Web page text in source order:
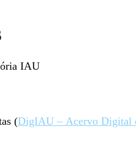
IAU
(DigIAU – Acervo Digital